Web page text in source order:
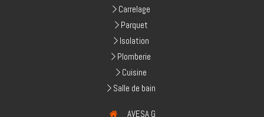
Carrelage
Parquet
Isolation
Plomberie
Cuisine
Salle de bain
AVESA G